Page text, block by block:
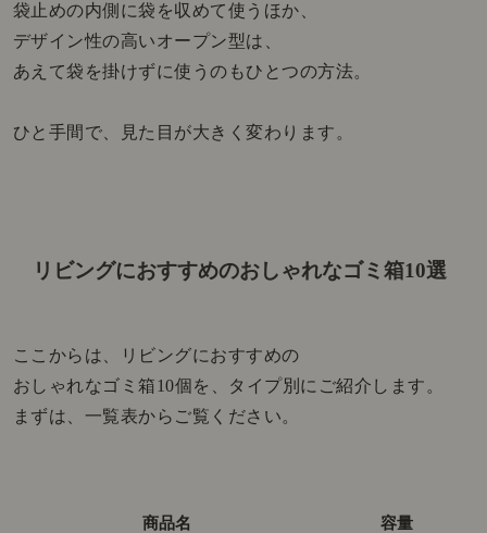
袋止めの内側に袋を収めて使うほか、
デザイン性の高いオープン型は、
あえて袋を掛けずに使うのもひとつの方法。
ひと手間で、見た目が大きく変わります。
リビングにおすすめのおしゃれなゴミ箱10選
ここからは、リビングにおすすめの
おしゃれなゴミ箱10個を、タイプ別にご紹介します。
まずは、一覧表からご覧ください。
商品名 容量